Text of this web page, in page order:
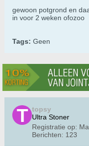
gewoon potgrond en
in voor 2 weken ofozoo
Tags: Geen
topsy
Ultra Stoner
Registratie op:
Berichten: 123